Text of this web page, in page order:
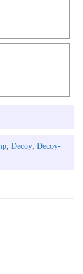
; Decoy; Decoy-